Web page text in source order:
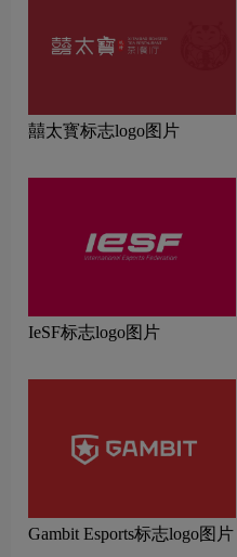
囍太寳标志logo图片
IeSF标志logo图片
Gambit Esports标志logo图片